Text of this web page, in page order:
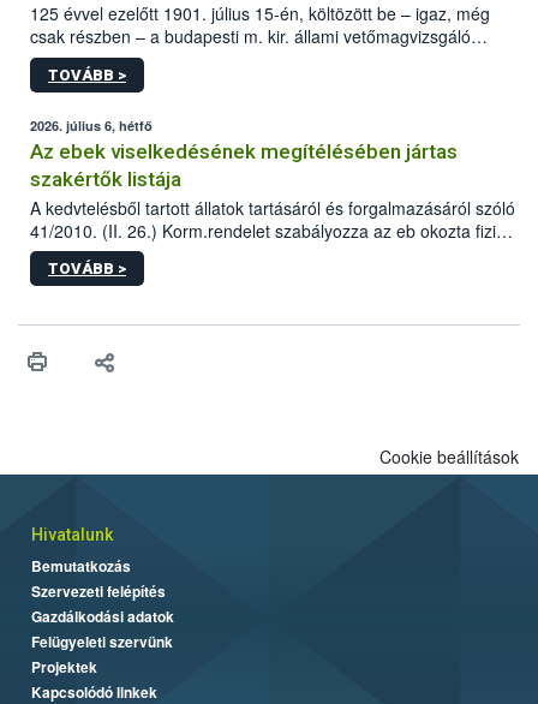
125 évvel ezelőtt 1901. július 15-én, költözött be – igaz, még
csak részben – a budapesti m. kir. állami vetőmagvizsgáló
állomás a Kis Rókus utca 15. szám alatti, Czigler Győző által
tervezett új épületébe.
TOVÁBB >
2026. július 6, hétfő
Az ebek viselkedésének megítélésében jártas
szakértők listája
A kedvtelésből tartott állatok tartásáról és forgalmazásáról szóló
41/2010. (II. 26.) Korm.rendelet szabályozza az eb okozta fizikai
sérülés, illetve ennek veszélye keletkezésekor felmerülő
hatósági feladatokat, valamint a veszélyes eb tartását és annak
vonni az ebek viselkedésének megítélésében jártas szakértőt.
TOVÁBB >
Cookie beállítások
Hivatalunk
Bemutatkozás
Szervezeti felépítés
Gazdálkodási adatok
Felügyeleti szervünk
Projektek
Kapcsolódó linkek